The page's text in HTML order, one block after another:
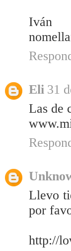
Iván
Eli 31
Las de
Llevo
por
http://